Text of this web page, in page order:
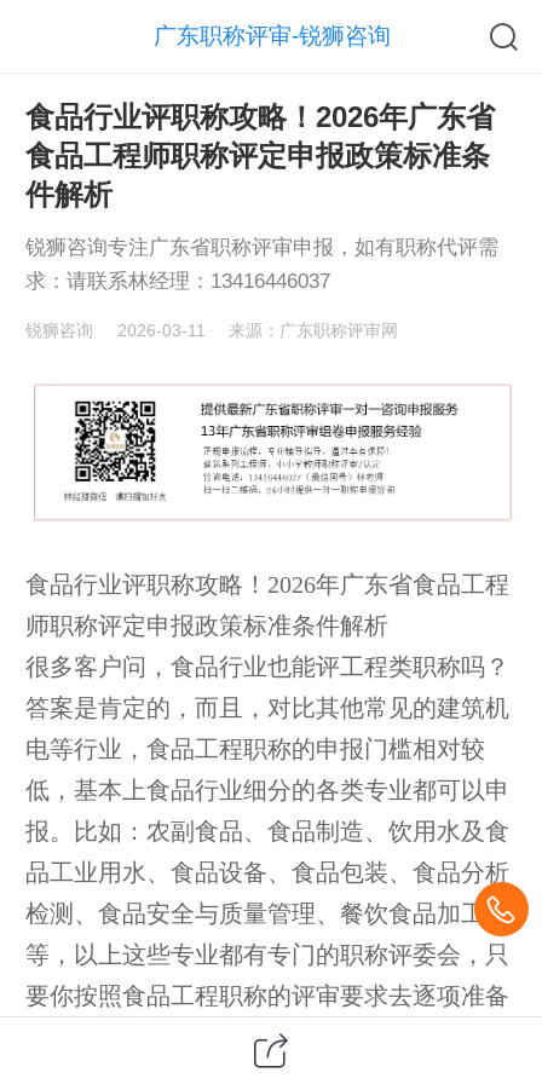
广东职称评审-锐狮咨询
食品行业评职称攻略！2026年广东省
食品工程师职称评定申报政策标准条
件解析
锐狮咨询专注广东省职称评审申报，如有职称代评需
求：请联系林经理：13416446037
锐狮咨询 2026-03-11 来源：广东职称评审网
食品行业评职称攻略！2026年广东省食品工程
师职称评定申报政策标准条件解析
很多客户问，食品行业也能评工程类职称吗？
答案是肯定的，而且，对比其他常见的建筑机
电等行业，食品工程职称的申报门槛相对较
低，基本上食品行业细分的各类专业都可以申
报。比如：农副食品、食品制造、饮用水及食
品工业用水、食品设备、食品包装、食品分析
检测、食品安全与质量管理、餐饮食品加工等
等，以上这些专业都有专门的职称评委会，只
要你按照食品工程职称的评审要求去逐项准备
和提交材料就可以了。